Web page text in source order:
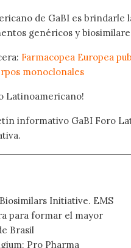
de GaBI es brindarle
genéricos y
Farmacopea Europea
monoclonales
Latinoamericano!
informativo GaBI Foro
Initiative. EMS
para formar el mayor
Brasil
Pro Pharma